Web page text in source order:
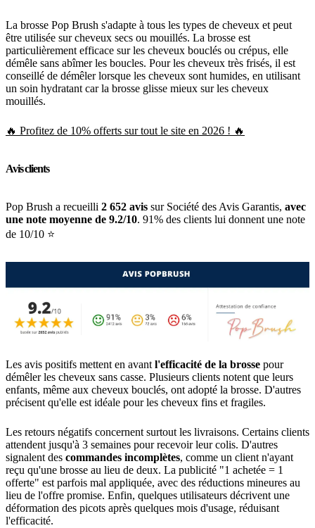
La brosse Pop Brush s'adapte à tous les types de cheveux et peut
être utilisée sur cheveux secs ou mouillés. La brosse est
particulièrement efficace sur les cheveux bouclés ou crépus, elle
démêle sans abîmer les boucles. Pour les cheveux très frisés, il est
conseillé de démêler lorsque les cheveux sont humides, en utilisant
un soin hydratant car la brosse glisse mieux sur les cheveux
mouillés.
🔥 Profitez de 10% offerts sur tout le site en 2026 ! 🔥
Avis clients
Pop Brush a recueilli 2 652 avis sur Société des Avis Garantis, avec
une note moyenne de 9.2/10. 91% des clients lui donnent une note
de 10/10 ⭐️
Les avis positifs mettent en avantl'efficacité de la brosse pour
démêler les cheveux sans casse. Plusieurs clients notent que leurs
enfants, même aux cheveux bouclés, ont adopté la brosse. D'autres
précisent qu'elle est idéale pour les cheveux fins et fragiles.
Les retours négatifs concernent surtout les livraisons. Certains clients
attendent jusqu'à 3 semaines pour recevoir leur colis. D'autres
signalent des commandes incomplètes, comme un client n'ayant
reçu qu'une brosse au lieu de deux. La publicité "1 achetée = 1
offerte" est parfois mal appliquée, avec des réductions mineures au
lieu de l'offre promise. Enfin, quelques utilisateurs décrivent une
déformation des picots après quelques mois d'usage, réduisant
l'efficacité.